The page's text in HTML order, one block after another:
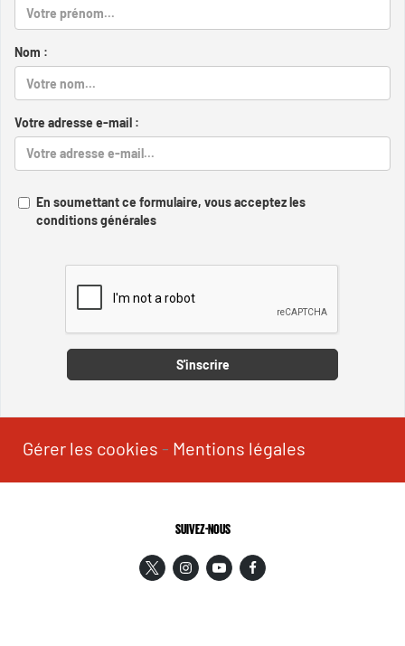
Nom :
Votre adresse e-mail :
En soumettant ce formulaire, vous acceptez les
conditions générales
S'inscrire
Gérer les cookies - Mentions légales
SUIVEZ-NOUS